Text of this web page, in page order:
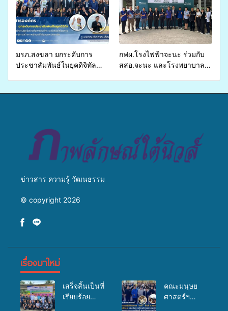
ส่งผู้ทุพพลภาพเพื่อเข้ารับ
บริการสาธารณสุข ลดความ
เหลื่อมล้ำ ยกระดับคุณภาพ
ชีวิตประชาชนอย่างยั่งยืน
มรภ.สงขลา ยกระดับการ
ประชาสัมพันธ์ในยุคดิจิทัล
กฟผ.โรงไฟฟ้าจะนะ ร่วมกับ
สสอ.จะนะ และโรงพยาบาล
ข่าวสาร ความรู้ วัฒนธรรม
© copyright 2026
เรื่องมาใหม่
เสร็จสิ้นเป็นที่
เรียบร้อย
คณะมนุษย
ศาสตร์ฯ